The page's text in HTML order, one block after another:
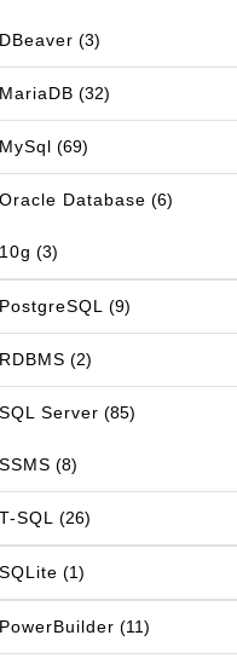
DBeaver (3)
MariaDB (32)
MySql (69)
Oracle Database (6)
10g (3)
PostgreSQL (9)
RDBMS (2)
SQL Server (85)
SSMS (8)
T-SQL (26)
SQLite (1)
PowerBuilder (11)